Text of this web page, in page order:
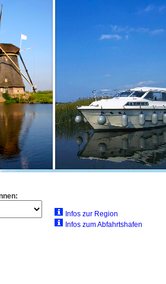
Infos zur Region
Infos zum Abfahrtshafen